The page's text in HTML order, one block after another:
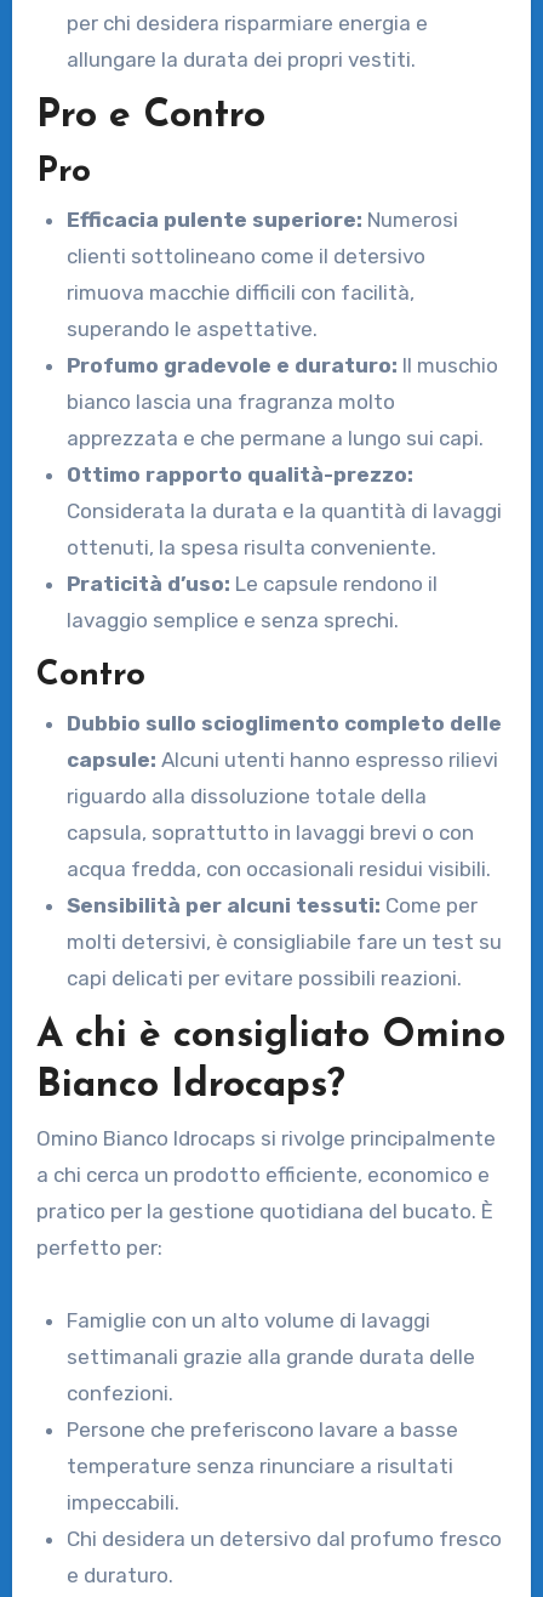
per chi desidera risparmiare energia e
allungare la durata dei propri vestiti.
Pro e Contro
Pro
Efficacia pulente superiore: Numerosi
clienti sottolineano come il detersivo
rimuova macchie difficili con facilità,
superando le aspettative.
Profumo gradevole e duraturo: Il muschio
bianco lascia una fragranza molto
apprezzata e che permane a lungo sui capi.
Ottimo rapporto qualità-prezzo:
Considerata la durata e la quantità di lavaggi
ottenuti, la spesa risulta conveniente.
Praticità d’uso: Le capsule rendono il
lavaggio semplice e senza sprechi.
Contro
Dubbio sullo scioglimento completo delle
capsule: Alcuni utenti hanno espresso rilievi
riguardo alla dissoluzione totale della
capsula, soprattutto in lavaggi brevi o con
acqua fredda, con occasionali residui visibili.
Sensibilità per alcuni tessuti: Come per
molti detersivi, è consigliabile fare un test su
capi delicati per evitare possibili reazioni.
A chi è consigliato Omino
Bianco Idrocaps?
Omino Bianco Idrocaps si rivolge principalmente
a chi cerca un prodotto efficiente, economico e
pratico per la gestione quotidiana del bucato. È
perfetto per:
Famiglie con un alto volume di lavaggi
settimanali grazie alla grande durata delle
confezioni.
Persone che preferiscono lavare a basse
temperature senza rinunciare a risultati
impeccabili.
Chi desidera un detersivo dal profumo fresco
e duraturo.